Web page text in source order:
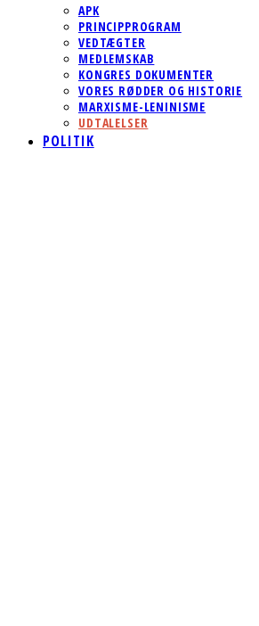
APK
PRINCIPPROGRAM
VEDTÆGTER
MEDLEMSKAB
KONGRES DOKUMENTER
VORES RØDDER OG HISTORIE
MARXISME-LENINISME
UDTALELSER
POLITIK